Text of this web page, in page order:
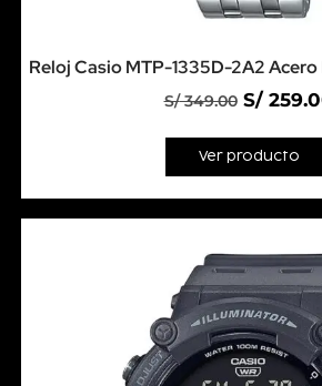
Reloj Casio MTP-1335D-2A2
S/349.00 S/
Ver producto